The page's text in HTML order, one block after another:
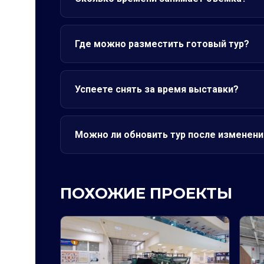
Где можно разместить готовый тур?
Успеете снять за время выставки?
Можно ли обновить тур после
ПОХОЖИЕ ПРОЕКТЫ